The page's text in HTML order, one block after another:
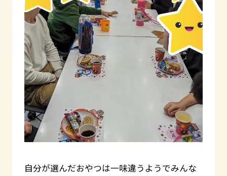
自分が選んだおやつは一味違うようでみんな